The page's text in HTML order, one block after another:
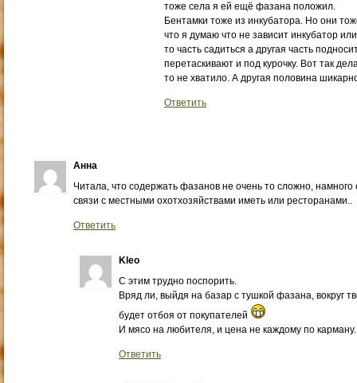
тоже села я ей ещё фазана положил.
Бентамки тоже из инкубатора. Но они
что я думаю что не зависит инкубатор
то часть садиться а другая часть
перетаскивают и под курочку. Вот так
то не хватило. А другая половина
Ответить
Анна
Читала, что содержать фазанов не очень то сложно,
связи с местными охотхозяйствами иметь или ресторанами..
Ответить
Kleo
С этим трудно поспорить.
Вряд ли, выйдя на базар с тушкой фазана, вокруг
будет отбоя от покупателей
И мясо на любителя, и цена не каждому по карману.
Ответить